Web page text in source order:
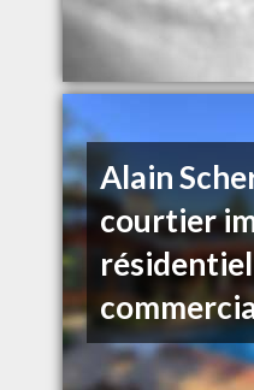
Alain
courtier